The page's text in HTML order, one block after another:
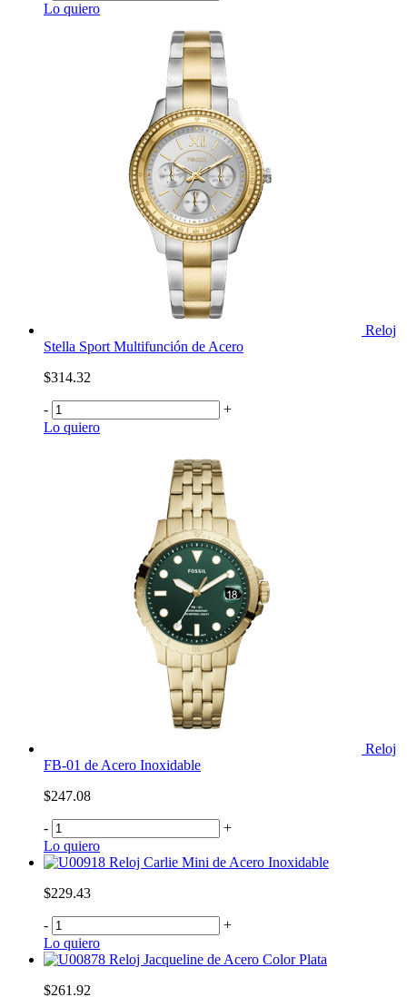
Lo quiero
Reloj
Stella Sport Multifunción de Acero
$314.32
-
+
Lo quiero
Reloj
FB-01 de Acero Inoxidable
$247.08
-
+
Lo quiero
Reloj Carlie Mini de Acero Inoxidable
$229.43
-
+
Lo quiero
Reloj Jacqueline de Acero Color Plata
$261.92